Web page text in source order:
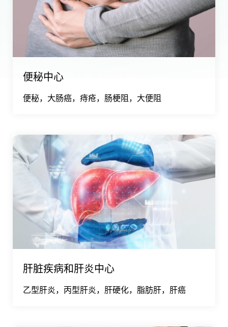
便秘中心
便秘，大肠癌，痔疮，肠梗阻，大便阻
肝脏疾病和肝炎中心
乙型肝炎，丙型肝炎，肝硬化，脂肪肝，肝癌